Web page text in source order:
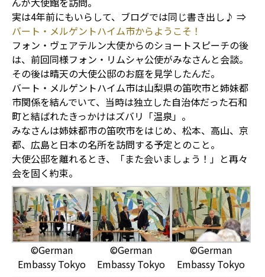
実は4年前にもいらして、ブログでは同じ書き出し♪ ⇒
バート・メルゲントハイム市からようこそ！
フォン・ヴェアテルン大使からのショートスピーチの後
は、前回同様フォン・リムシャ公使がみなさんと会談。
その後は晴天の大使公邸のお庭を見学したんだ。
バート・メルゲントハイム市は山梨県の笛吹市と姉妹都
市関係を結んでいて、当時は独立した自治体だった石和
町と結ばれたきっかけはズバリ「温泉」。
みなさんは姉妹都市の笛吹市をはじめ、松本、高山、京
都、広島と日本の名所を訪問する予定とのこと。
大使公邸を離れるとき、「また会いましょう！」と再々
会を固く約束。
©German
Embassy Tokyo
©German
Embassy Tokyo
©German
Embassy Tokyo